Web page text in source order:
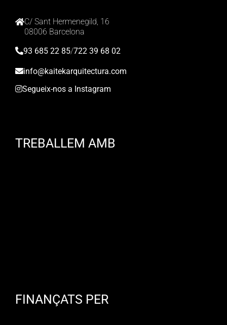
C/ Sant Hermenegild, 16
08006 Barcelona
93 685 22 85/722 39 68 02
info@kaitekarquitectura.com
Segueix-nos a Instagram
TREBALLEM AMB
FINANÇATS PER